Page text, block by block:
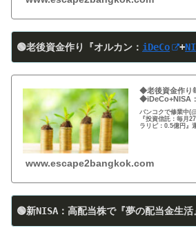
🟢老後資金作り『オルカン： iDeCo +
◆老後資金作り
◆iDeCo+NISA
バンコクで修業中
『投資信託：毎月
ラリピ：0.5億円』
www.escape2bangkok.com
🟢新NISA：高配当株で『夢の配当金生活